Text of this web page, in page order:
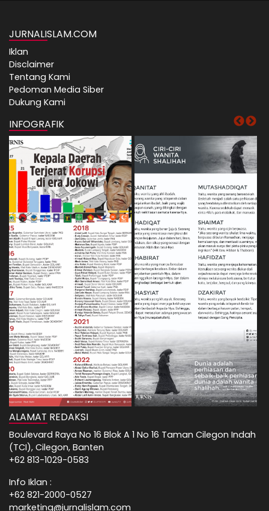
JURNALISLAM.COM
Iklan
Disclaimer
Tentang Kami
Pedoman Media Siber
Dukung Kami
INFOGRAFIK
ALAMAT REDAKSI
Boulevard Raya No 16 Blok A 1 No 16 Taman Cilegon Indah
(TCI), Cilegon, Banten
+62 813-1029-0583
Info Iklan :
+62 821-2000-0527
marketing@jurnalislam.com